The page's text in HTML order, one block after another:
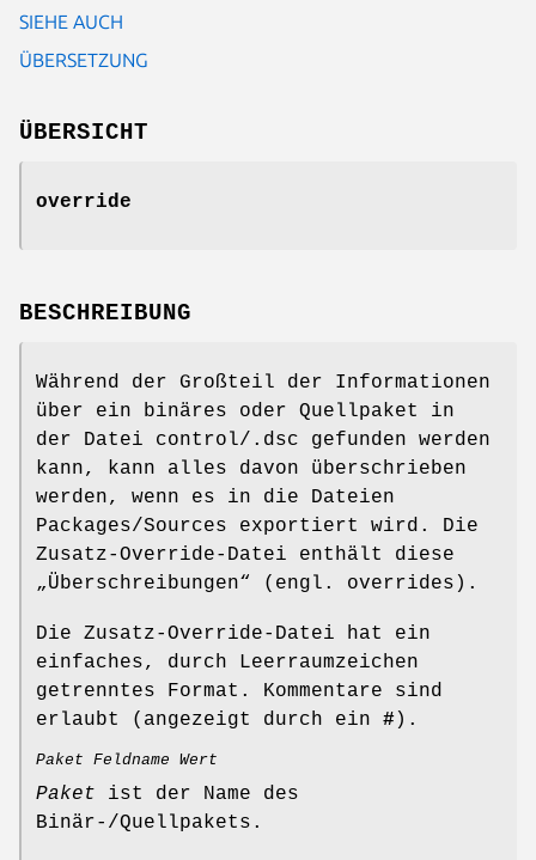
SIEHE AUCH
ÜBERSETZUNG
ÜBERSICHT
override
BESCHREIBUNG
Während der Großteil der Informationen
über ein binäres oder Quellpaket in
der Datei control/.dsc gefunden werden
kann, kann alles davon überschrieben
werden, wenn es in die Dateien
Packages/Sources exportiert wird. Die
Zusatz-Override-Datei enthält diese
„Überschreibungen“ (engl. overrides).
Die Zusatz-Override-Datei hat ein
einfaches, durch Leerraumzeichen
getrenntes Format. Kommentare sind
erlaubt (angezeigt durch ein #).
Paket Feldname Wert
Paket ist der Name des
Binär-/Quellpakets.